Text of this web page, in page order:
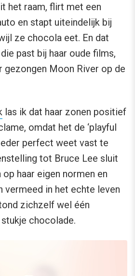
het raam, flirt met een
en stapt uiteindelijk bij
ze chocola eet. En dat
past bij haar oude films,
gezongen Moon River op de
las ik dat haar zonen positief
omdat het de ‘playful
perfect weet vast te
tot Bruce Lee sluit
haar eigen normen en
vermeed in het echte leven
zichzelf wel één
chocolade.